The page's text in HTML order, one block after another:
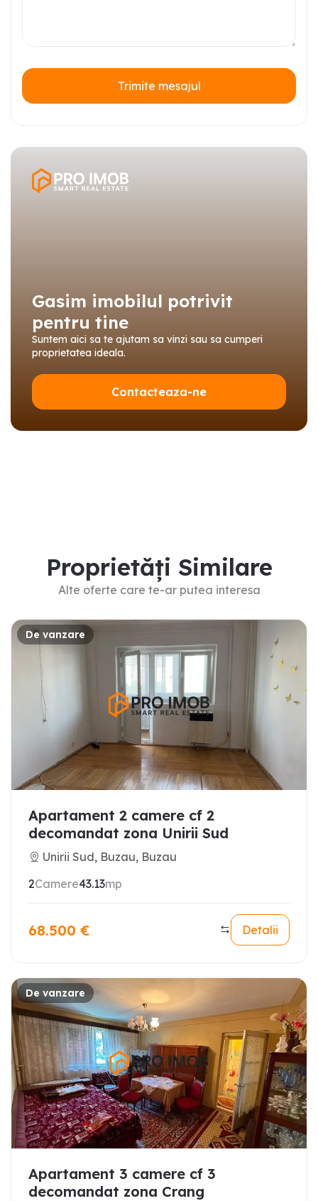
Trimite mesajul
Gasim imobilul potrivit
pentru tine
Suntem aici sa te ajutam sa vinzi sau sa cumperi
proprietatea ideala.
Contacteaza-ne
Proprietăți Similare
Alte oferte care te-ar putea interesa
De vanzare
Apartament 2 camere cf 2
decomandat zona Unirii Sud
Unirii Sud, Buzau, Buzau
2Camere43.13mp
68.500 € Detalii
De vanzare
Apartament 3 camere cf 3
decomandat zona Crang